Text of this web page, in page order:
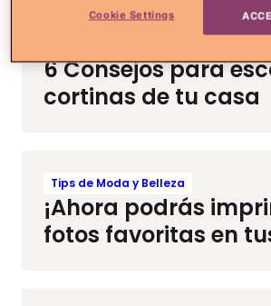
6 Consejos para
cortinas de tu casa
Tips de Moda y Belleza
¡Ahora podrás
fotos favoritas en
Cookie Settings